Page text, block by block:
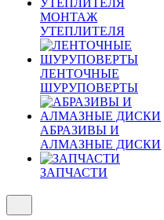
МОНТАЖ
УТЕПЛИТЕЛЯ
ЛЕНТОЧНЫЕ
ШУРУПОВЕРТЫ
АБРАЗИВЫ И
АЛМАЗНЫЕ ДИСКИ
ЗАПЧАСТИ